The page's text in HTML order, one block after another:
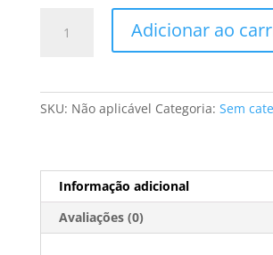
Brewista
Adicionar ao
SKU: Não aplicável Categoria: Sem
Informação adicional
Avaliações (0)